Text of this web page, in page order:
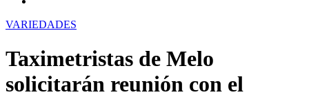
VARIEDADES
Taximetristas de Melo
solicitarán reunión con el